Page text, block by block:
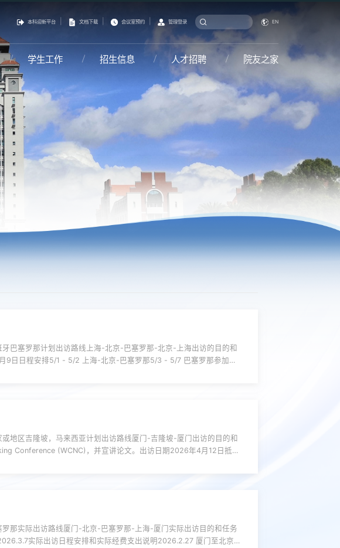
本科迎新平台 文档下载 会议室预约 管理登录 EN
学生工作 招生信息 人才招聘 院友之家
巴塞罗那计划出访路线上海-北京-巴塞罗那-北京-上海出访的目的和
9日日程安排5/1 - 5/2 上海-北京-巴塞罗那5/3 - 5/7 巴塞罗那参加
地区吉隆坡，马来西亚计划出访路线厦门-吉隆坡-厦门出访的目的和
Conference (WCNC)，并宣讲论文。出访日期2026年4月12日抵达
那实际出访路线厦门-北京-巴塞罗那-上海-厦门实际出访目的和任务
实际出访日程安排和实际经费支出说明2026.2.27 厦门至北京